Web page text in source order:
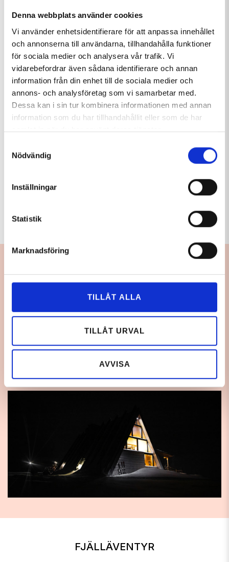
Denna webbplats använder cookies
Vi använder enhetsidentifierare för att anpassa innehållet
och annonserna till användarna, tillhandahålla funktioner
för sociala medier och analysera vår trafik. Vi
vidarebefordrar även sådana identifierare och annan
information från din enhet till de sociala medier och
annons- och analysföretag som vi samarbetar med.
Dessa kan i sin tur kombinera informationen med annan
information som du har tillhandahållit eller som de har
samlat in när du har använt deras tjänster.
Nödvändig
Inställningar
Statistik
Marknadsföring
TILLÅT ALLA
TILLÅT URVAL
AVVISA
10% PÅ LIFTKORT & 15% PÅ SKIDSKOLA
ÄTA BÖR MAN
Hemavan är en växande by med ett stort utbud av
känsla där storstadens brus känns avlägset. Spana till
exempel in Björk Topprestaurang & Fjällbar eller årets
nyhet i backen – Vide.
UPPTÄCK HEMAVANS RESTAURANGER
FJÄLLÄVENTYR